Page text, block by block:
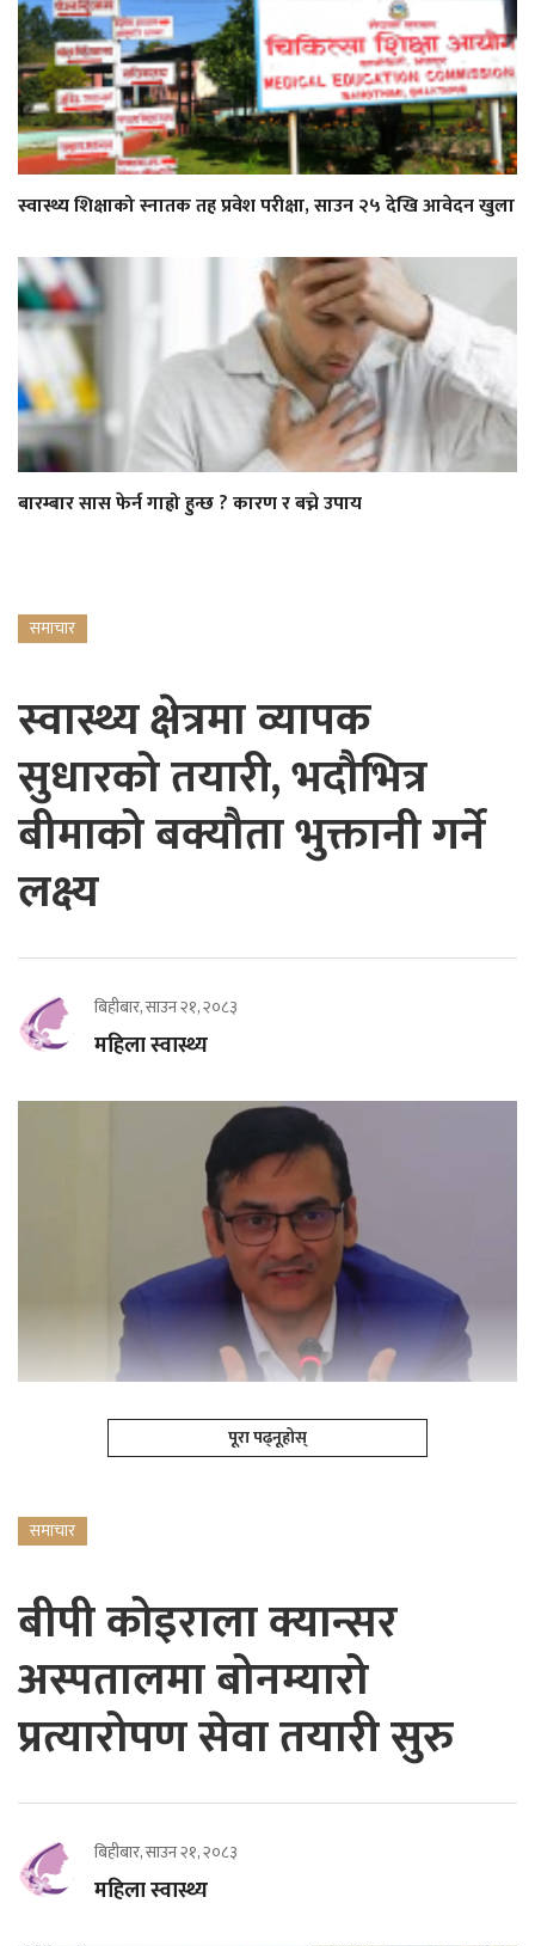
स्वास्थ्य शिक्षाको स्नातक तह प्रवेश परीक्षा, साउन २५ देखि आवेदन खुला
बारम्बार सास फेर्न गाह्रो हुन्छ ? कारण र बच्ने उपाय
समाचार
स्वास्थ्य क्षेत्रमा व्यापक
सुधारको तयारी, भदौभित्र
बीमाको बक्यौता भुक्तानी गर्ने
लक्ष्य
बिहीबार, साउन २१, २०८३
महिला स्वास्थ्य
पूरा पढ्नूहोस्
समाचार
बीपी कोइराला क्यान्सर
अस्पतालमा बोनम्यारो
प्रत्यारोपण सेवा तयारी सुरु
बिहीबार, साउन २१, २०८३
महिला स्वास्थ्य